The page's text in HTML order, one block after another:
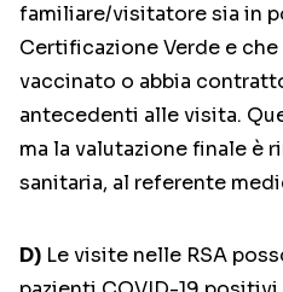
familiare/visitatore sia in
Certificazione Verde e
vaccinato o abbia
antecedenti alle visita.
ma la valutazione finale è
sanitaria, al referente
D) Le visite nelle RSA